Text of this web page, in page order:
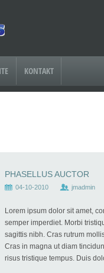
KONTAKT
PHASELLUS AUCTOR
04-10-2010 jmadmin
Lorem ipsum dolor sit amet,
semper imperdiet. Morbi
sagittis nibh. Cras rutrum
Cras in magna ut diam
risus tristique tempus. Duis